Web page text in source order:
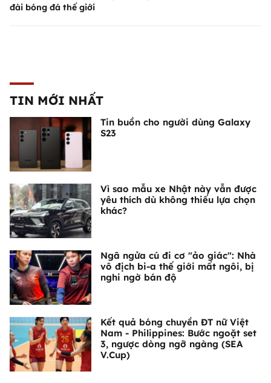
đài bóng đá thế giới
TIN MỚI NHẤT
Tin buồn cho người dùng Galaxy
S23
Vì sao mẫu xe Nhật này vẫn được
yêu thích dù không thiếu lựa chọn
khác?
Ngã ngửa cú đi cơ "ảo giác": Nhà
vô địch bi-a thế giới mất ngôi, bị
nghi ngờ bán độ
Kết quả bóng chuyền ĐT nữ Việt
Nam - Philippines: Bước ngoặt set
3, ngược dòng ngỡ ngàng (SEA
V.Cup)